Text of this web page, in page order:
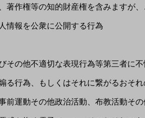
作権等の知的財産権を含みますが
情報を公衆に公開する行為
その他不適切な表現行為等第三者に
る行為、もしくはそれに繋がるおそ
前運動その他政治活動、布教活動そ